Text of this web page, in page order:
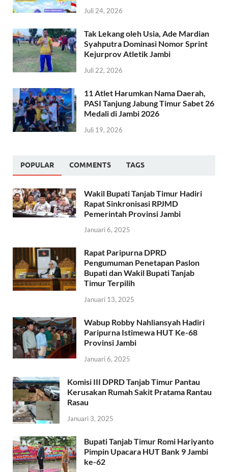
Juli 24, 2026
Tak Lekang oleh Usia, Ade Mardian
Syahputra Dominasi Nomor Sprint
Kejurprov Atletik Jambi
Juli 22, 2026
11 Atlet Harumkan Nama Daerah,
PASI Tanjung Jabung Timur Sabet 26
Medali di Jambi 2026
Juli 19, 2026
POPULAR COMMENTS TAGS
Wakil Bupati Tanjab Timur Hadiri
Rapat Sinkronisasi RPJMD
Pemerintah Provinsi Jambi
Januari 6, 2025
Rapat Paripurna DPRD
Pengumuman Penetapan Paslon
Bupati dan Wakil Bupati Tanjab
Timur Terpilih
Januari 13, 2025
Wabup Robby Nahliansyah Hadiri
Paripurna Istimewa HUT Ke-68
Provinsi Jambi
Januari 6, 2025
Komisi III DPRD Tanjab Timur Pantau
Kerusakan Rumah Sakit Pratama Rantau
Rasau
Januari 3, 2025
Bupati Tanjab Timur Romi Hariyanto
Pimpin Upacara HUT Bank 9 Jambi
ke-62